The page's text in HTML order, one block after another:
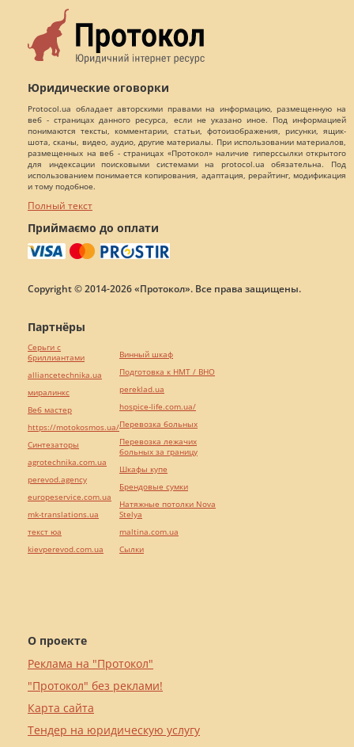
Юридические оговорки
Protocol.ua обладает авторскими правами на информацию, размещенную на
веб - страницах данного ресурса, если не указано иное. Под информацией
понимаются тексты, комментарии, статьи, фотоизображения, рисунки, ящик-
шота, сканы, видео, аудио, другие материалы. При использовании материалов,
размещенных на веб - страницах «Протокол» наличие гиперссылки открытого
для индексации поисковыми системами на protocol.ua обязательна. Под
использованием понимается копирования, адаптация, рерайтинг, модификация
и тому подобное.
Полный текст
Приймаємо до оплати
Copyright © 2014-2026 «Протокол». Все права защищены.
О проекте
Реклама на "Протокол"
"Протокол" без реклами!
Карта сайта
Тендер на юридическую услугу
Партнёры
Серьги с
бриллиантами
alliancetechnika.ua
миралинкс
Веб мастер
https://motokosmos.ua/
Синтезаторы
agrotechnika.com.ua
perevod.agency
europeservice.com.ua
mk-translations.ua
текст юа
kievperevod.com.ua
Винный шкаф
Подготовка к НМТ / ВНО
pereklad.ua
hospice-life.com.ua/
Перевозка больных
Перевозка лежачих
больных за границу
Шкафы купе
Брендовые сумки
Натяжные потолки Nova
Stelya
maltina.com.ua
Cылки